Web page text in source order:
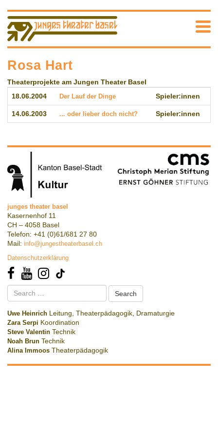
Rosa Hart
Theaterprojekte am Jungen Theater Basel
18.06.2004 Der Lauf der Dinge Spieler:innen
14.06.2003 ... oder lieber doch nicht? Spieler:innen
junges theater basel
Kasernenhof 11
CH – 4058 Basel
Telefon: +41 (0)61/681 27 80
Mail: info@jungestheaterbasel.ch
Datenschutzerklärung
Search
for:
Uwe Heinrich Leitung, Theaterpädagogik, Dramaturgie
Zara Serpi Koordination
Steve Valentin Technik
Noah Brun Technik
Alina Immoos Theaterpädagogik